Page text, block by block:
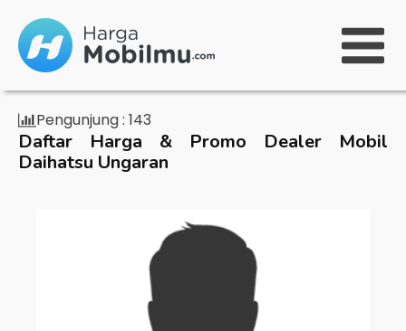
Pengunjung : 143
Daftar Harga & Promo Dealer Mobil
Daihatsu Ungaran